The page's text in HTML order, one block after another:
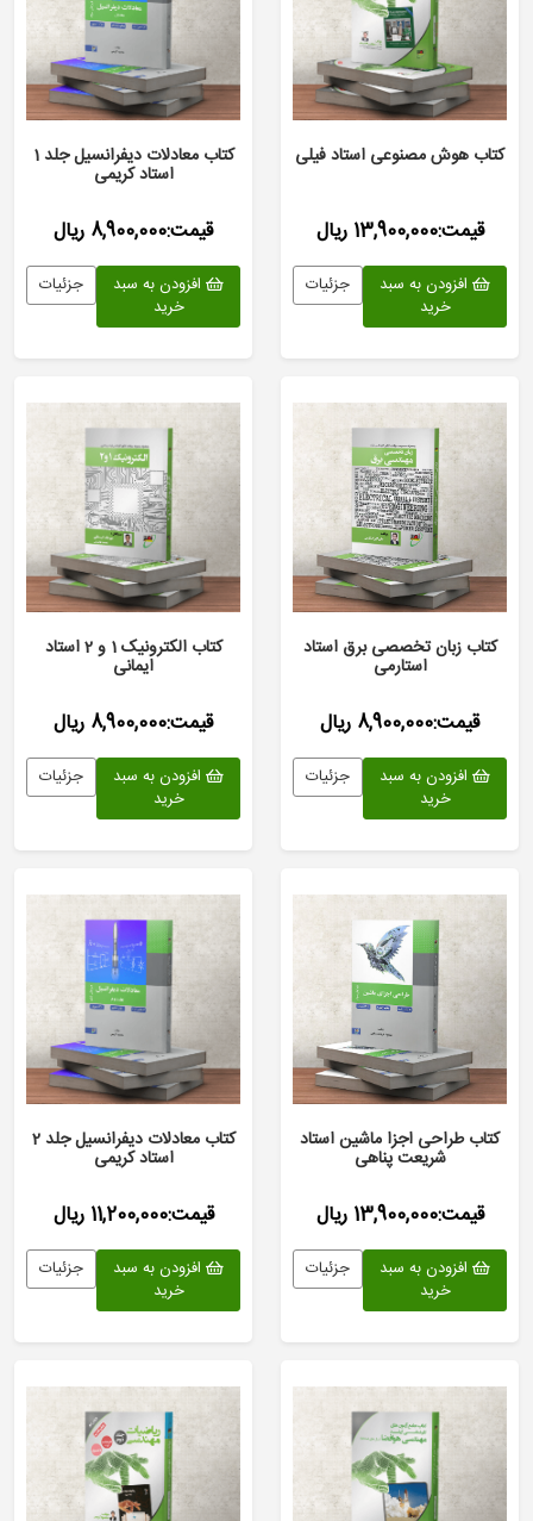
کتاب هوش مصنوعی استاد فیلی
قیمت:13,900,000 ریال
افزودن به سبد
خرید
جزئیات
کتاب معادلات دیفرانسیل جلد 1
استاد کریمی
قیمت:8,900,000 ریال
افزودن به سبد
خرید
جزئیات
کتاب زبان تخصصی برق استاد
استارمی
قیمت:8,900,000 ریال
افزودن به سبد
خرید
جزئیات
کتاب الکترونیک 1 و 2 استاد
ایمانی
قیمت:8,900,000 ریال
افزودن به سبد
خرید
جزئیات
کتاب طراحی اجزا ماشین استاد
شریعت پناهی
قیمت:13,900,000 ریال
افزودن به سبد
خرید
جزئیات
کتاب معادلات دیفرانسیل جلد 2
استاد کریمی
قیمت:11,200,000 ریال
افزودن به سبد
خرید
جزئیات